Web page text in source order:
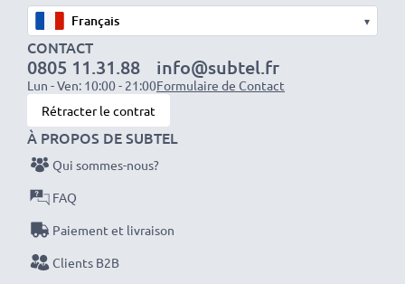
Données techniques:
Marque:subtel
Capacité: 600mAh
Tension: 2.4V
Type de cellule: NiMH
Couleur: vert
Avec subtel – vous avez une batterie pas cher et de
grande qualité.
facilement et en toute sécurité
▾
CONTACT
0805 11.31.88
Lun - Ven: 10:00 - 21:00
info@subtel.fr
Formulaire de Contact
Rétracter le contrat
À PROPOS DE SUBTEL
Qui sommes-nous?
FAQ
Paiement et livraison
Clients B2B